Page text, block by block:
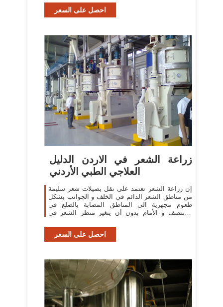
Archive HTML5 Uploader 1.6.3. plus-circle Add
Review. comment. Reviews There are no reviews
احصل على السعر
زراعة الشعر في الاردن الدليل
العلاجي الطبي الأردني
إن زراعة الشعر تعتمد على نقل بصيلات شعر سليمة
من مناطق الشعر الدائم في الخلف و الجوانب بشكل
طعوم مجهرية الى المناطق المصابة بالصلع في
المنتصف و الأمام بدون أن يتغير منظر الشعر في
احصل على السعر